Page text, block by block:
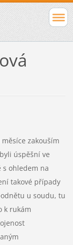
zakouším
úspěšní ve
s ohledem na
takové případy
u soudu, tu
k rukám